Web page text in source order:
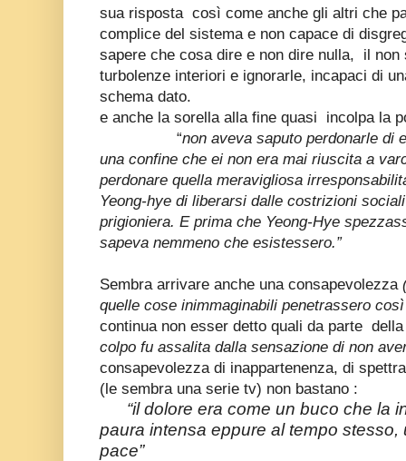
sua risposta così come anche gli altri che
complice del sistema e non capace di
sapere che cosa dire e non dire nulla, il non
turbolenze interiori e ignorarle, incapaci di
schema dato.
e anche la sorella alla fine quasi incolpa la
“non aveva saputo perdonarle di
una confine che ei non era mai riuscita a
perdonare quella meravigliosa
Yeong-hye di liberarsi dalle costrizioni
prigioniera. E prima che Yeong-Hye
sapeva nemmeno che esistessero.”
Sembra arrivare anche una consapevolezza
quelle cose inimmaginabili penetrassero
continua non esser detto quali da parte
colpo fu assalita dalla sensazione di non
consapevolezza di inappartenenza, di
(le sembra una serie tv) non bastano :
“il dolore era come un buco che la
paura intensa eppure al tempo
pace”